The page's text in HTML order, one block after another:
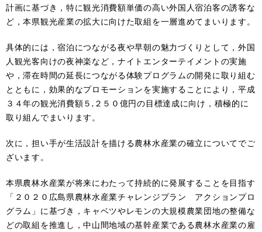
計画に基づき，特に観光消費額単価の高い外国人宿泊客の誘客な
ど，本県観光産業の拡大に向けた取組を一層進めてまいります。
具体的には，宿泊につながる夜や早朝の魅力づくりとして，外国
人観光客向けの夜神楽など，ナイトエンターテイメントの実施
や，滞在時間の延長につながる体験プログラムの開発に取り組む
とともに，効果的なプロモーションを実施することにより，平成
３４年の観光消費額５,２５０億円の目標達成に向け，積極的に
取り組んでまいります。
次に，担い手が生活設計を描ける農林水産業の確立についてでご
ざいます。
本県農林水産業が将来にわたって持続的に発展することを目指す
「２０２０広島県農林水産業チャレンジプラン アクションプロ
グラム」に基づき，キャベツやレモンの大規模農業団地の整備な
どの取組を推進し，中山間地域の基幹産業である農林水産業の雇